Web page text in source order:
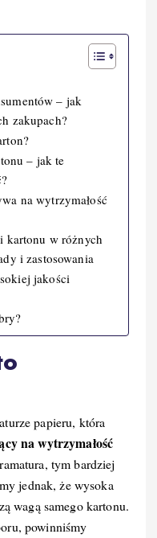
– jak
zakupach?
– jak te
na wytrzymałość
kartonu w różnych
i zastosowania
jakości
papieru, która
na wytrzymałość
tym bardziej
jednak, że wysoka
wagą samego kartonu.
powinniśmy